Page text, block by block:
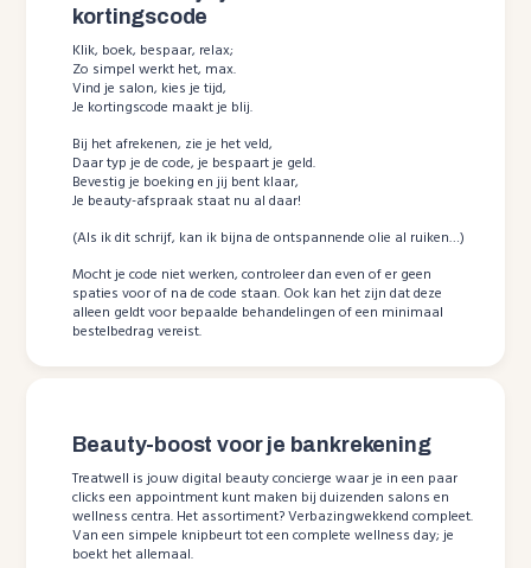
kortingscode
Klik, boek, bespaar, relax;
Zo simpel werkt het, max.
Vind je salon, kies je tijd,
Je kortingscode maakt je blij.
Bij het afrekenen, zie je het veld,
Daar typ je de code, je bespaart je geld.
Bevestig je boeking en jij bent klaar,
Je beauty-afspraak staat nu al daar!
(Als ik dit schrijf, kan ik bijna de ontspannende olie al ruiken…)
Mocht je code niet werken, controleer dan even of er geen
spaties voor of na de code staan. Ook kan het zijn dat deze
alleen geldt voor bepaalde behandelingen of een minimaal
bestelbedrag vereist.
Beauty-boost voor je bankrekening
Treatwell is jouw digital beauty concierge waar je in een paar
clicks een appointment kunt maken bij duizenden salons en
wellness centra. Het assortiment? Verbazingwekkend compleet.
Van een simpele knipbeurt tot een complete wellness day; je
boekt het allemaal.